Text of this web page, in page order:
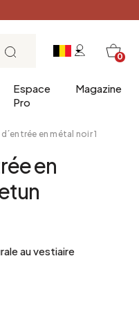
0
soir
Espace
Pro
Magazine
en métal noir 1
en
au vestiaire